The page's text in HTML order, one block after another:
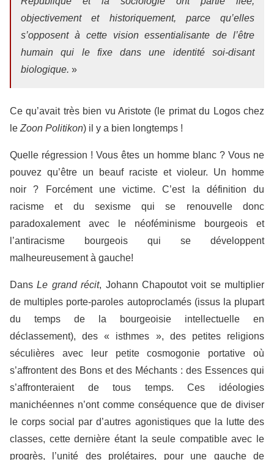
objectivement et historiquement, parce qu’elles
s’opposent à cette vision essentialisante de l’être
humain qui le fixe dans une identité soi-disant
biologique. »
Ce qu’avait très bien vu Aristote (le primat du Logos chez
le Zoon Politikon) il y a bien longtemps !
Quelle régression ! Vous êtes un homme blanc ? Vous ne
pouvez qu’être un beauf raciste et violeur.
Un homme
noir ? Forcément une victime. C’est la définition du
racisme
et du sexisme qui se renouvelle donc
paradoxalement avec le néoféminisme bourgeois et
l’antiracisme bourgeois qui se développent
malheureusement à gauche!
DansLe grand récit, Johann Chapoutot voit se multiplier
de multiples porte-paroles autoproclamés (issus la plupart
du temps de la bourgeoisie intellectuelle en
déclassement), des « isthmes », des petites religions
séculières avec leur petite cosmogonie portative où
s’affrontent des Bons et des Méchants : des Essences qui
s’affronteraient de tous temps. Ces idéologies
manichéennes n’ont comme conséquence que de diviser
le corps social par d’autres agonistiques que la lutte des
classes, cette dernière étant la seule compatible avec le
progrès, l’unité des prolétaires, pour une gauche de